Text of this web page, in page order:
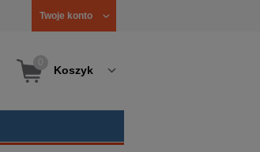
Twoje konto
Koszyk